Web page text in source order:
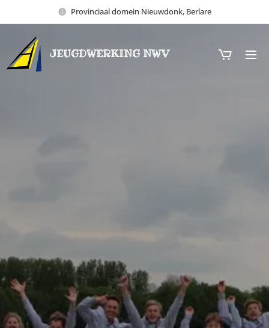
Provinciaal domein Nieuwdonk, Berlare
JEUGDWERKING NWV